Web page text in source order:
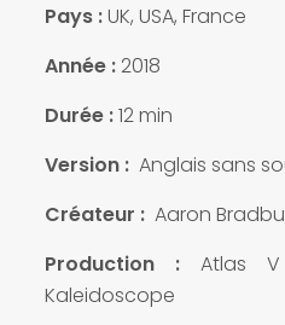
Pays :UK, USA, France
Année : 2018
Durée :12 min
Version : Anglais sans
Créateur : Aaron
Production :Atlas V
Kaleidoscope